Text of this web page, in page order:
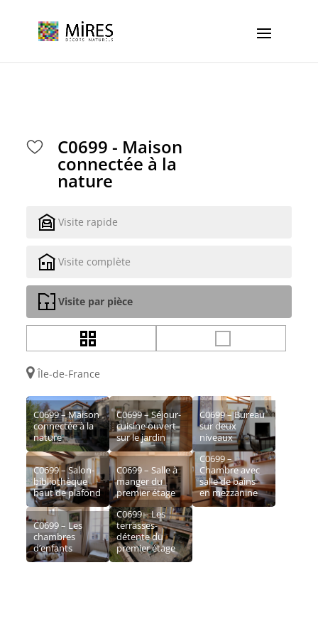
C0699 - Maison
connectée à la
nature
Visite rapide
Visite complète
Visite par pièce
Île-de-France
C0699 – Maison
connectée à la
nature
C0699 – Séjour-
cuisine ouvert
sur le jardin
C0699 – Bureau
sur deux
niveaux
C0699 – Salon-
bibliothèque
haut de plafond
C0699 – Salle à
manger du
premier étage
C0699 –
Chambre avec
salle de bains
en mezzanine
C0699 – Les
chambres
d’enfants
C0699 – Les
terrasses-
détente du
premier étage